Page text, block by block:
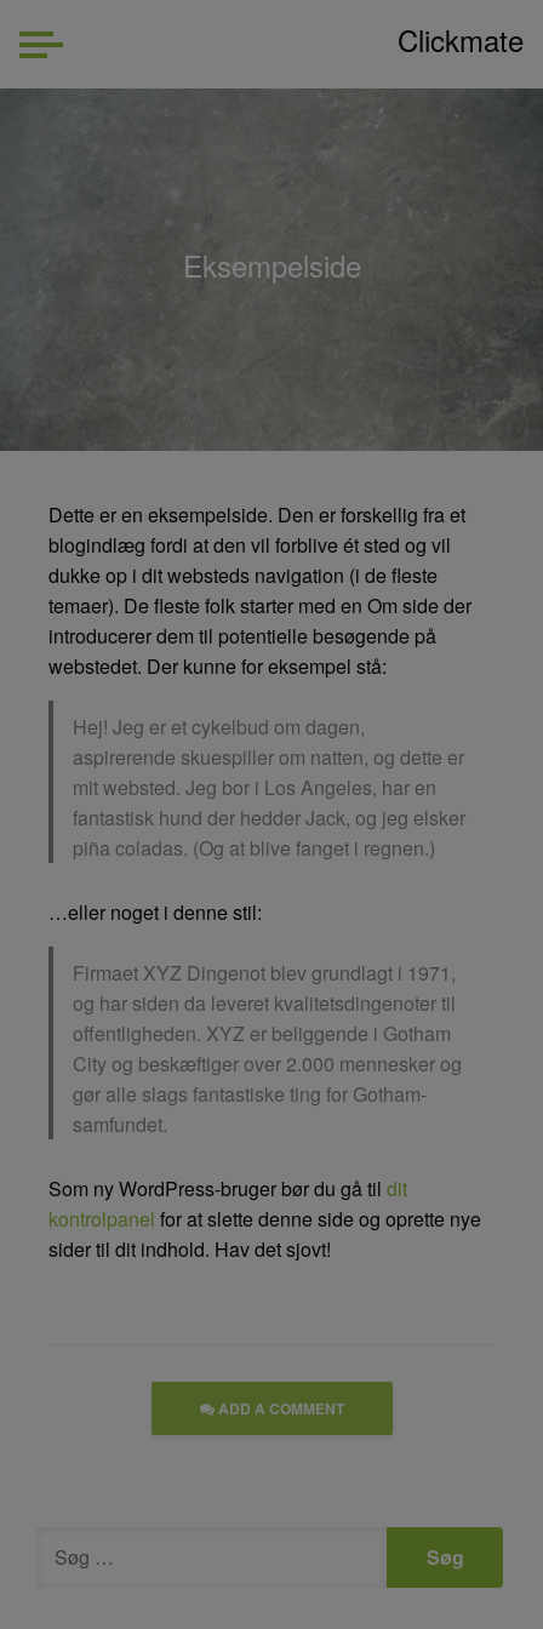
Clickmate
Eksempelside
Dette er en eksempelside. Den er forskellig fra et
blogindlæg fordi at den vil forblive ét sted og vil
dukke op i dit websteds navigation (i de fleste
temaer). De fleste folk starter med en Om side der
introducerer dem til potentielle besøgende på
webstedet. Der kunne for eksempel stå:
Hej! Jeg er et cykelbud om dagen,
aspirerende skuespiller om natten, og dette er
mit websted. Jeg bor i Los Angeles, har en
fantastisk hund der hedder Jack, og jeg elsker
piña coladas. (Og at blive fanget i regnen.)
…eller noget i denne stil:
Firmaet XYZ Dingenot blev grundlagt i 1971,
og har siden da leveret kvalitetsdingenoter til
offentligheden. XYZ er beliggende i Gotham
City og beskæftiger over 2.000 mennesker og
gør alle slags fantastiske ting for Gotham-
samfundet.
Som ny WordPress-bruger bør du gå til dit
kontrolpanel for at slette denne side og oprette nye
sider til dit indhold. Hav det sjovt!
ADD A COMMENT